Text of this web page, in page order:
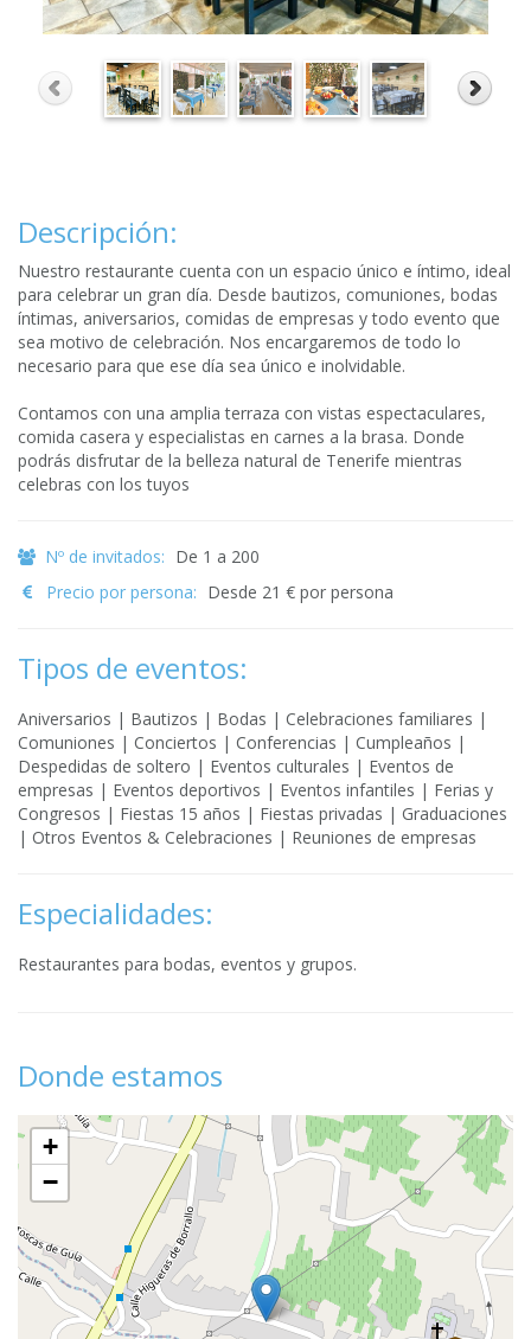
Descripción:
Nuestro restaurante cuenta con un espacio único e íntimo, ideal
para celebrar un gran día. Desde bautizos, comuniones, bodas
íntimas, aniversarios, comidas de empresas y todo evento que
sea motivo de celebración. Nos encargaremos de todo lo
necesario para que ese día sea único e inolvidable.
Contamos con una amplia terraza con vistas espectaculares,
comida casera y especialistas en carnes a la brasa. Donde
podrás disfrutar de la belleza natural de Tenerife mientras
celebras con los tuyos
Nº de invitados: De 1 a 200
Precio por persona: Desde 21 € por persona
Tipos de eventos:
Aniversarios | Bautizos | Bodas | Celebraciones familiares |
Comuniones | Conciertos | Conferencias | Cumpleaños |
Despedidas de soltero | Eventos culturales | Eventos de
empresas | Eventos deportivos | Eventos infantiles | Ferias y
Congresos | Fiestas 15 años | Fiestas privadas | Graduaciones
| Otros Eventos & Celebraciones | Reuniones de empresas
Especialidades:
Restaurantes para bodas, eventos y grupos.
Donde estamos
+
−